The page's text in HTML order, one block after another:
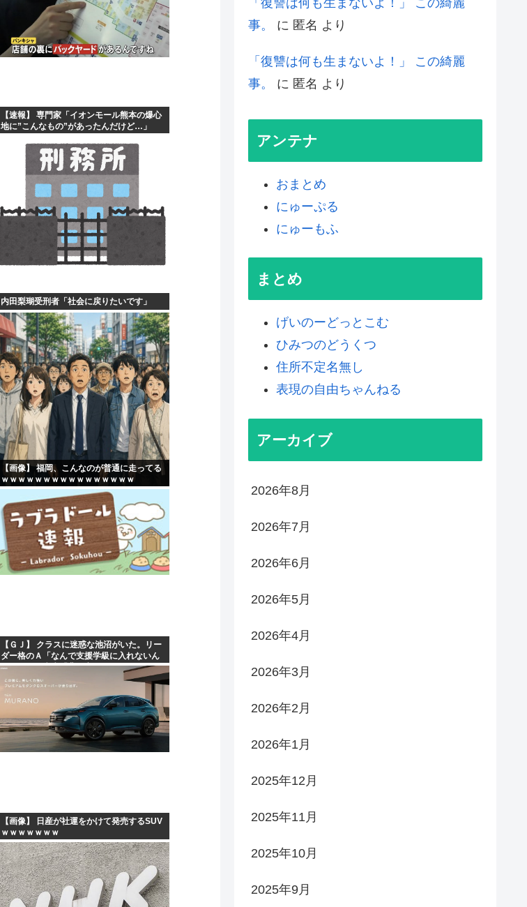
【速報】 専門家「イオンモール熊本の爆心
地に”こんなもの”があったんだけど…」
内田梨瑚受刑者「社会に戻りたいです」
【画像】 福岡、こんなのが普通に走ってる
ｗｗｗｗｗｗｗｗｗｗｗｗｗｗｗｗ
【ＧＪ】 クラスに迷惑な池沼がいた。リー
ダー格のＡ「なんで支援学級に入れないん
ですか？」先生「背の高い低いと同じで、
これも個性なの！差別は...
【画像】 日産が社運をかけて発売するSUV
ｗｗｗｗｗｗｗ
「復讐は何も生まないよ！」 この綺麗
事。
に 匿名 より
「復讐は何も生まないよ！」 この綺麗
事。
に 匿名 より
アンテナ
おまとめ
にゅーぷる
にゅーもふ
まとめ
げいのーどっとこむ
ひみつのどうくつ
住所不定名無し
表現の自由ちゃんねる
アーカイブ
2026年8月
2026年7月
2026年6月
2026年5月
2026年4月
2026年3月
2026年2月
2026年1月
2025年12月
2025年11月
2025年10月
2025年9月